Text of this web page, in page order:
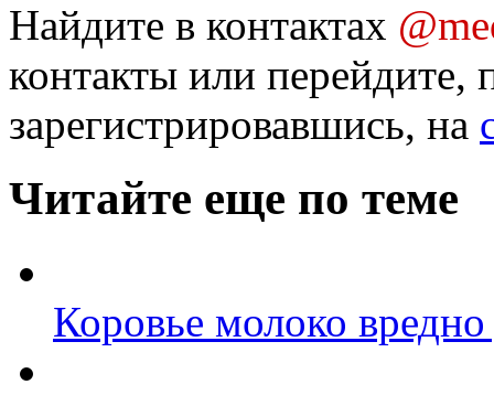
Найдите в контактах
контакты или перейдите,
зарегистрировавшись, на
Читайте еще по теме
Коровье молоко